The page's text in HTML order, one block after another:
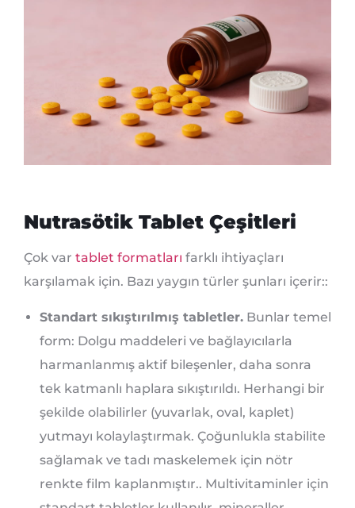
Nutrasötik Tablet Çeşitleri
Çok var tablet formatları farklı ihtiyaçları
karşılamak için. Bazı yaygın türler şunları içerir::
Standart sıkıştırılmış tabletler. Bunlar temel
form: Dolgu maddeleri ve bağlayıcılarla
harmanlanmış aktif bileşenler, daha sonra
tek katmanlı haplara sıkıştırıldı. Herhangi bir
şekilde olabilirler (yuvarlak, oval, kaplet)
yutmayı kolaylaştırmak. Çoğunlukla stabilite
sağlamak ve tadı maskelemek için nötr
renkte film kaplanmıştır.. Multivitaminler için